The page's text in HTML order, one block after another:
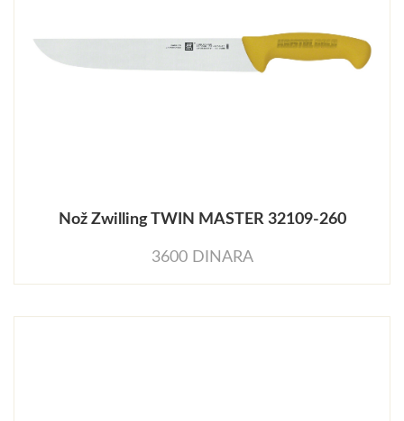
Nož Zwilling TWIN MASTER 32109-260
3600 DINARA